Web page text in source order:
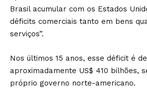
Brasil acumular com os Estados
déficits comerciais tanto em bens
serviços”.
Nos últimos 15 anos, esse déficit é de
aproximadamente US$ 410 bilhões,
próprio governo norte-americano.